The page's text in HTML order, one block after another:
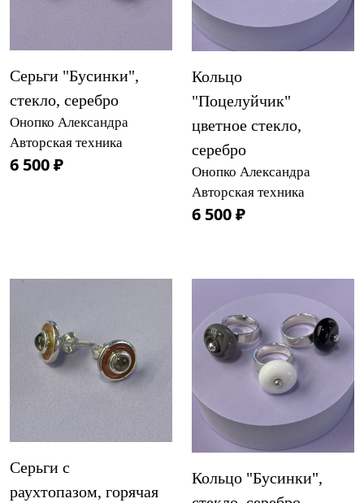
Серьги "Бусинки",
стекло, серебро
Онопко Александра
Авторская техника
6 500 ₽
Кольцо
"Поцелуйчик"
цветное стекло,
серебро
Онопко Александра
Авторская техника
6 500 ₽
Серьги с
раухтопазом, горячая
Кольцо "Бусинки",